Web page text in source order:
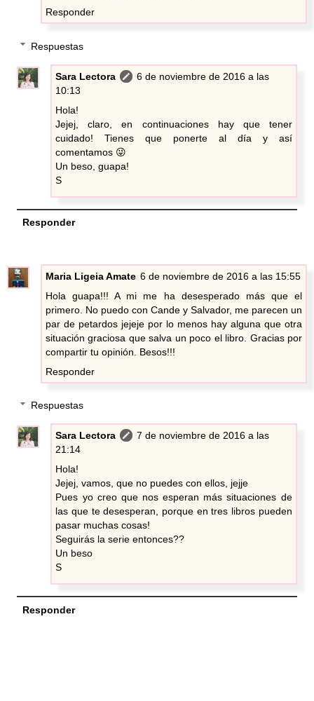
Responder
Respuestas
Sara Lectora
6 de noviembre de 2016 a las
10:13
Hola!
Jejej, claro, en continuaciones hay que tener
cuidado! Tienes que ponerte al día y así
comentamos 😜
Un beso, guapa!
S
Responder
Maria Ligeia Amate 6 de noviembre de 2016 a las 15:55
Hola guapa!!! A mi me ha desesperado más que el
primero. No puedo con Cande y Salvador, me parecen un
par de petardos jejeje por lo menos hay alguna que otra
situación graciosa que salva un poco el libro. Gracias por
compartir tu opinión. Besos!!!
Responder
Respuestas
Sara Lectora
7 de noviembre de 2016 a las
21:14
Hola!
Jejej, vamos, que no puedes con ellos, jejje
Pues yo creo que nos esperan más situaciones de
las que te desesperan, porque en tres libros pueden
pasar muchas cosas!
Seguirás la serie entonces??
Un beso
S
Responder